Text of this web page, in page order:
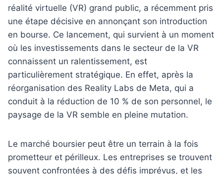
réalité virtuelle (VR) grand public, a récemment pris
une étape décisive en annonçant son introduction
en bourse. Ce lancement, qui survient à un moment
où les investissements dans le secteur de la VR
connaissent un ralentissement, est
particulièrement stratégique. En effet, après la
réorganisation des Reality Labs de Meta, qui a
conduit à la réduction de 10 % de son personnel, le
paysage de la VR semble en pleine mutation.
Le marché boursier peut être un terrain à la fois
prometteur et périlleux. Les entreprises se trouvent
souvent confrontées à des défis imprévus, et les